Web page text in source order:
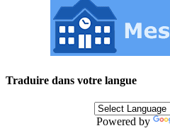
Traduire dans votre langue
Powered by